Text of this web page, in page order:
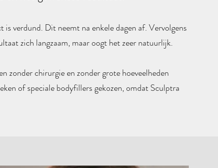
verdund. Dit neemt na enkele dagen af. Vervolgens
zich langzaam, maar oogt het zeer natuurlijk.
zonder chirurgie en zonder grote hoeveelheden
of speciale bodyfillers gekozen, omdat Sculptra